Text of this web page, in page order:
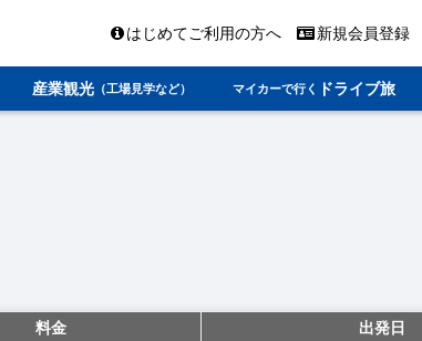
はじめてご利用の方へ 新規会員登録
産業観光 （工場見学など） マイカーで行く ドライブ旅
料金 出発日